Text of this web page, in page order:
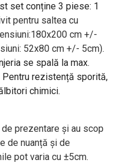
set conține 3 piese: 1
pentru saltea cu
cm +/-
52x80 cm +/- 5cm).
se spală la max.
Pentru rezistență sporită,
chimici.
prezentare și au scop
de nuanță și de
pot varia cu ±5cm.